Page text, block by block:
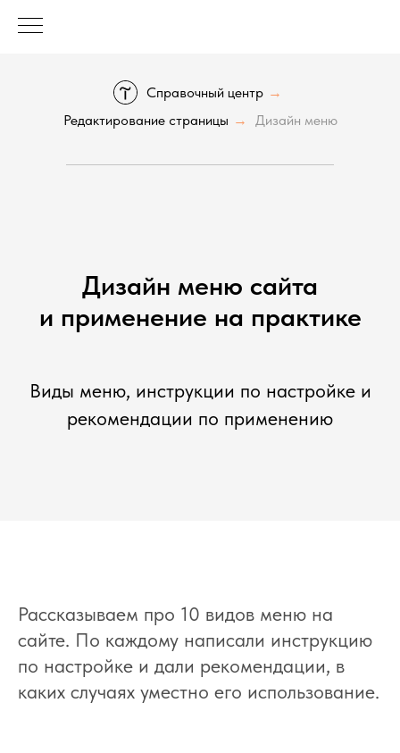
Справочный центр →
Редактирование страницы → Дизайн меню
Дизайн меню сайта
и применение на практике
Виды меню, инструкции по настройке и
рекомендации по применению
Рассказываем про 10 видов меню на
сайте. По каждому написали инструкцию
по настройке и дали рекомендации, в
каких случаях уместно его использование.